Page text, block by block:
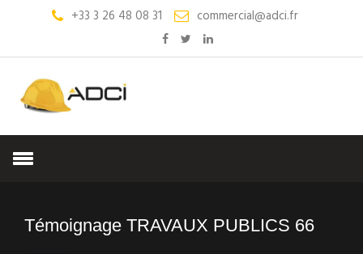
+33 3 26 48 08 31 commercial@adci.fr
Témoignage TRAVAUX PUBLICS 66